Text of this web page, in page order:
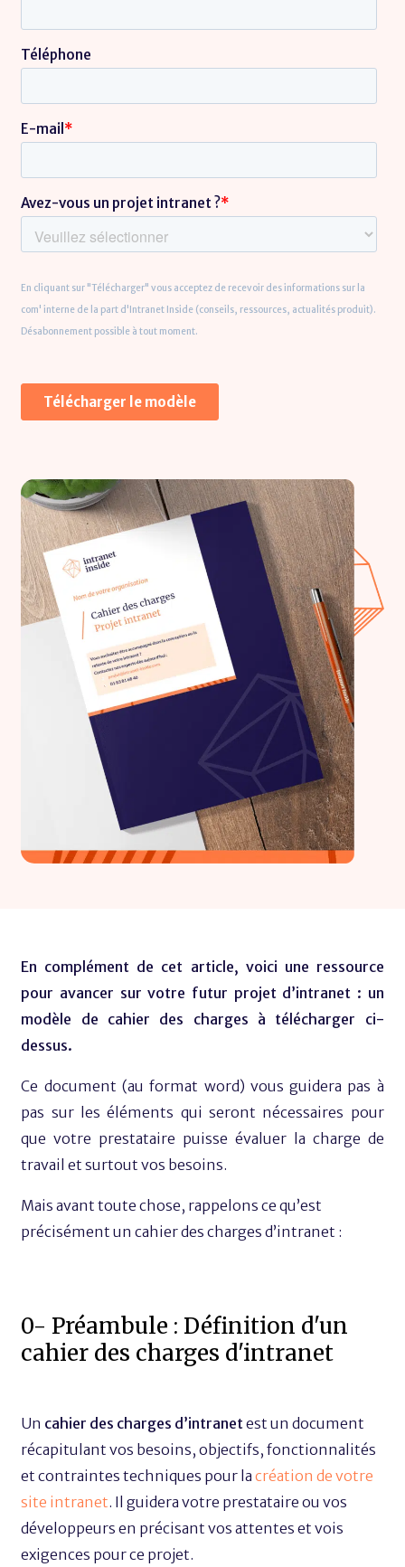
En complément de cet article, voici une ressource
pour avancer sur votre futur projet d’intranet : un
modèle de cahier des charges à télécharger ci-
dessus.
Ce document (au format word) vous guidera pas à
pas sur les éléments qui seront nécessaires pour
que votre prestataire puisse évaluer la charge de
travail et surtout vos besoins.
Mais avant toute chose, rappelons ce qu’est
précisément un cahier des charges d’intranet :
0- Préambule : Définition d'un
cahier des charges d'intranet
Un cahier des charges d’intranet est un document
récapitulant vos besoins, objectifs, fonctionnalités
et contraintes techniques pour lacréation de votre
site intranet. Il guidera votre prestataire ou vos
développeurs en précisant vos attentes et vois
exigences pour ce projet.